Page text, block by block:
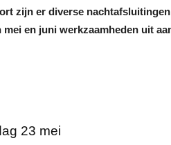
zijn er diverse
en juni werkzaamheden uit
23 mei